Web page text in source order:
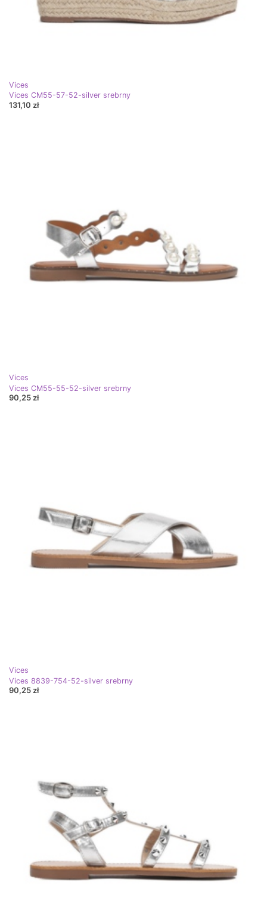
Vices
Vices CM55-57-52-silver srebrny
131,10 zł
Vices
Vices CM55-55-52-silver srebrny
90,25 zł
Vices
Vices 8839-754-52-silver srebrny
90,25 zł